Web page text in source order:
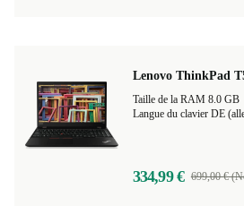
Lenovo ThinkPad
Taille de la RAM 8.0 GB
Langue du clavier DE
334,99 € 699,00 €